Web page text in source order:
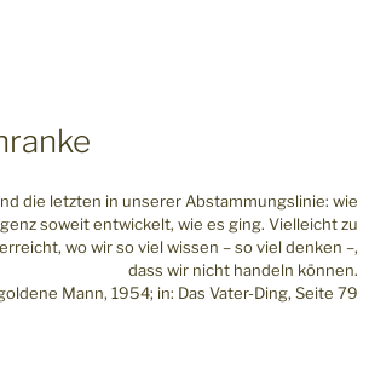
die letzten in unserer Abstammungslinie: wie
soweit entwickelt, wie es ging. Vielleicht zu
wo wir so viel wissen – so viel denken –,
dass wir nicht handeln können.
Mann, 1954; in: Das Vater-Ding, Seite 79